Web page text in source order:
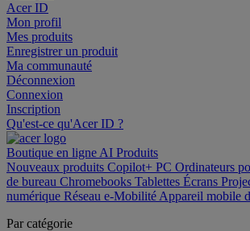
Acer ID
Mon profil
Mes produits
Enregistrer un produit
Ma communauté
Déconnexion
Connexion
Inscription
Qu'est-ce qu'Acer ID ?
Boutique en ligne AI Produits
Nouveaux produits Copilot+ PC Ordinateurs
de bureau Chromebooks Tablettes Écrans
numérique Réseau e-Mobilité Appareil mobile
Par catégorie